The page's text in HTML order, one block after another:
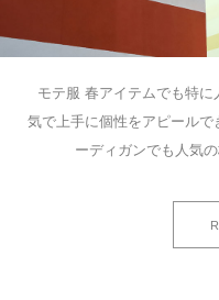
モテ服 春アイテムでも特に
気で上手に個性をアピール
ーディガンでも人気